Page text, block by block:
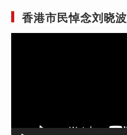
香港市民悼念刘晓波